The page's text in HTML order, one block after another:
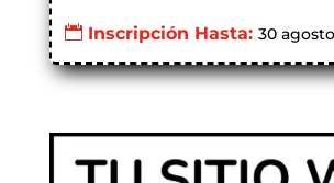
Inscripción Hasta: 30